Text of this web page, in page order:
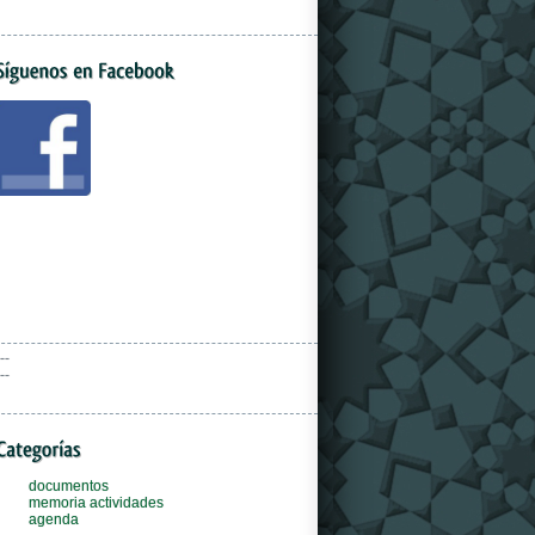
documentos
memoria actividades
agenda